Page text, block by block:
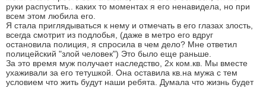
руки распустить.. каких то моментах я его ненавидела, но при
всем этом любила его.
Я стала приглядываться к нему и отмечать в его глазах злость,
всегда смотрит из подлобья, (даже в метро его вдруг
остановила полиция, я спросила в чем дело? Мне ответил
полицейский "злой человек") Это было еще раньше.
За это время муж получает наследство, 2х ком.кв. Мы вместе
ухаживали за его тетушкой. Она оставила кв.на мужа с тем
условием что жить будут наши ребята. Думала что жизнь будет